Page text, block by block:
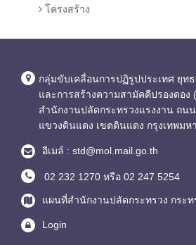
โครงสร้าง
กลุ่มขับเคลื่อนการปฏิรูปประเทศ ยุท
และการสร้างความสามัคคีปรองดอง
สำนักงานปลัดกระทรวงแรงงาน ถน
แขวงดินแดง เขตดินแดง กรุงเทพมห
อีเมล์ : std@mol.mail.go.th
02 232 1270 หรือ 02 247 5254
แผนที่สำนักงานปลัดกระทรวง กระท
Login